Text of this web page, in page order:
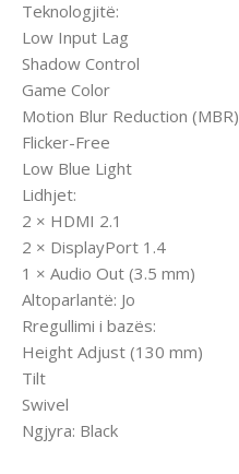
Teknologjitë:
Low Input Lag
Shadow Control
Game Color
Motion Blur Reduction (MBR)
Flicker-Free
Low Blue Light
Lidhjet:
2 × HDMI 2.1
2 × DisplayPort 1.4
1 × Audio Out (3.5 mm)
Altoparlantë: Jo
Rregullimi i bazës:
Height Adjust (130 mm)
Tilt
Swivel
Ngjyra: Black